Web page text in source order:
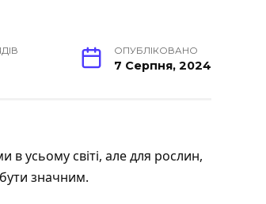
ОПУБЛІКОВАНО
7 Серпня, 2024
в усьому світі, але для рослин,
значним.